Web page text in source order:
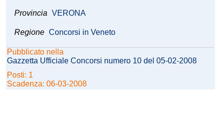
Provincia VERONA
Regione Concorsi in Veneto
Pubblicato nella
Gazzetta Ufficiale Concorsi numero 10 del 05-02-2008
Posti: 1
Scadenza: 06-03-2008